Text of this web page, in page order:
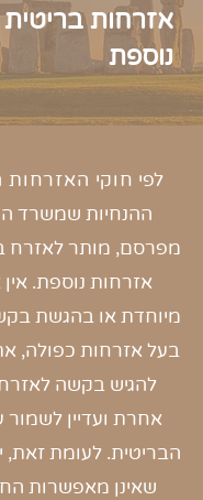
אזרחות
נוספת
לפי חוקי האזרחות
ההנחיות שמשרד
מפרסם, מותר לאזרח
אזרחות נוספת.
מיוחדת או בהגשת
בעל אזרחות כפולה,
להגיש בקשה
אחרת ועדיין
הבריטית. לעומת זאת,
שאינן מאפשרות